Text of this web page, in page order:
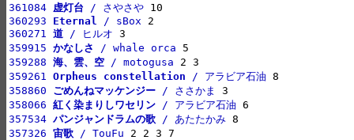
361084 虚灯台 / さやさや
360293 Eternal / sBox
360271 道 / ヒルオ
359915 かなしさ / whale orca
359288 海、雲、空 / motogusa
359261 Orpheus constellation / アラビア石油
358860 ごめんねマッケンジー / ささかま
358066 紅く染まりしワセリン / アラビア石油
357534 パンジャンドラムの歌 / あたたかみ
357326 宙歌 / TouFu